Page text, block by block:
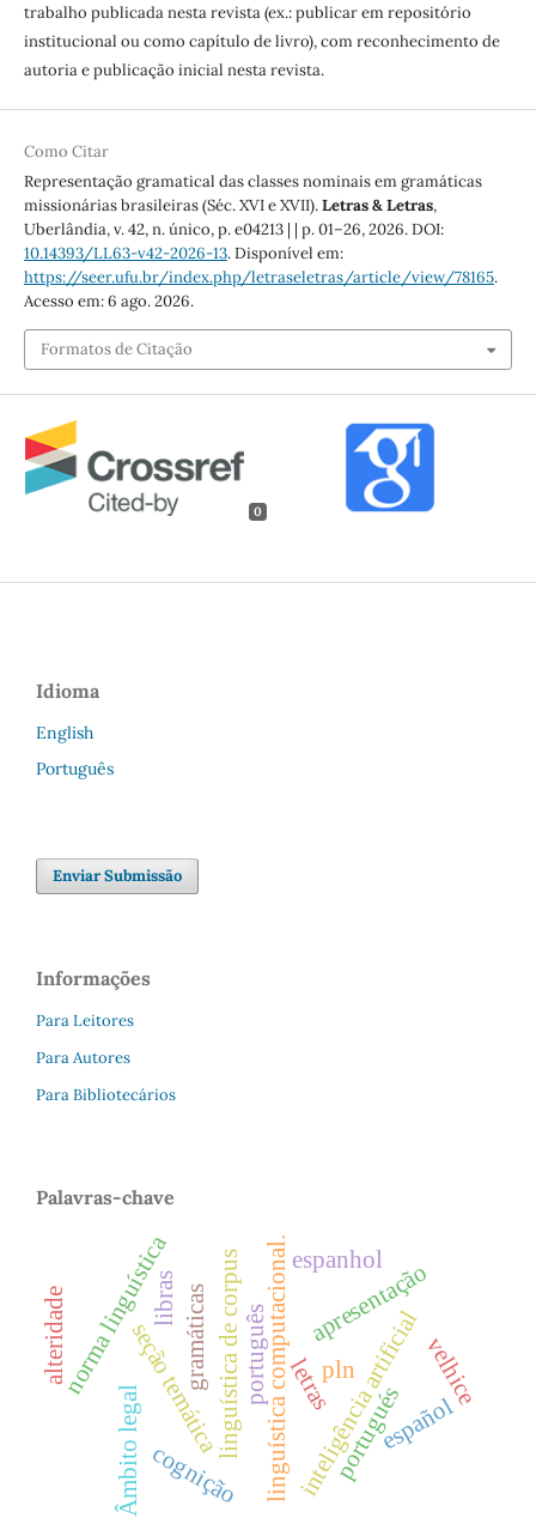
trabalho publicada nesta revista (ex.: publicar em repositório
institucional ou como capítulo de livro), com reconhecimento de
autoria e publicação inicial nesta revista.
Como Citar
Representação gramatical das classes nominais em gramáticas
missionárias brasileiras (Séc. XVI e XVII).Letras & Letras,
Uberlândia, v. 42, n. único, p. e04213 | | p. 01–26, 2026. DOI:
10.14393/LL63-v42-2026-13. Disponível em:
https://seer.ufu.br/index.php/letraseletras/article/view/78165.
Acesso em: 6 ago. 2026.
Formatos de Citação
0
Idioma
English
Português
Enviar Submissão
Informações
Para Leitores
Para Autores
Para Bibliotecários
Palavras-chave
linguística de corpuslinguística computacional.inteligência artificial
letras
apresentação
seção temática
cognição
gramáticas
portuguésespañol
norma linguística português
espanhol
Âmbito legal
libras
pln velhice
alteridade